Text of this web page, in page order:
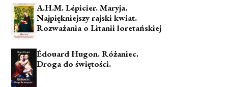
A.H.M. Lépicier. Maryja.
Najpiękniejszy rajski kwiat.
Rozważania o Litanii loretańskiej
Édouard Hugon. Różaniec.
Droga do świętości.